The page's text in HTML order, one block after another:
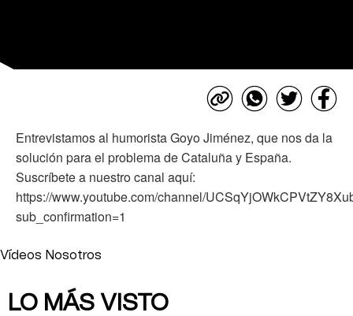
Entrevistamos al humorista Goyo Jiménez, que nos da la
solución para el problema de Cataluña y España.
Suscríbete a nuestro canal aquí:
https://www.youtube.com/channel/
sub_confirmation=1
Vídeos Nosotros
LO MÁS VISTO